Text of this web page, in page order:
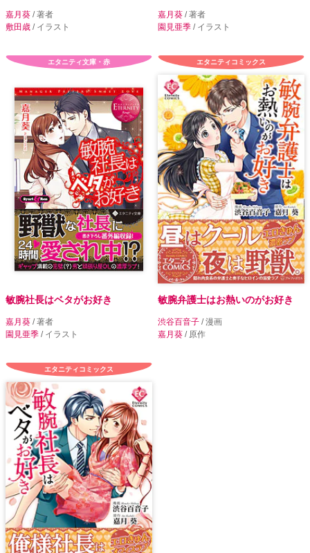
嘉月葵 / 著者
敷田歳 / イラスト
嘉月葵 / 著者
園見亜季 / イラスト
エタニティ文庫・赤
敏腕社長はベタがお好き
嘉月葵 / 著者
園見亜季 / イラスト
エタニティコミックス
敏腕弁護士はお熱いのがお好き
渋谷百音子 / 漫画
嘉月葵 / 原作
エタニティコミックス